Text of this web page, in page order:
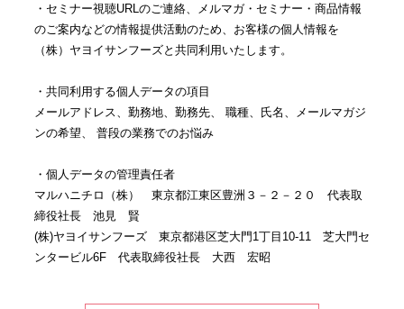
・セミナー視聴URLのご連絡、メルマガ・セミナー・商品情報
のご案内などの情報提供活動のため、お客様の個人情報を
（株）ヤヨイサンフーズと共同利用いたします。
・共同利用する個人データの項目
メールアドレス、勤務地、勤務先、 職種、氏名、メールマガジ
ンの希望、 普段の業務でのお悩み
・個人データの管理責任者
マルハニチロ（株） 東京都江東区豊洲３－２－２０ 代表取
締役社長 池見 賢
(株)ヤヨイサンフーズ 東京都港区芝大門1丁目10-11 芝大門セ
ンタービル6F 代表取締役社長 大西 宏昭